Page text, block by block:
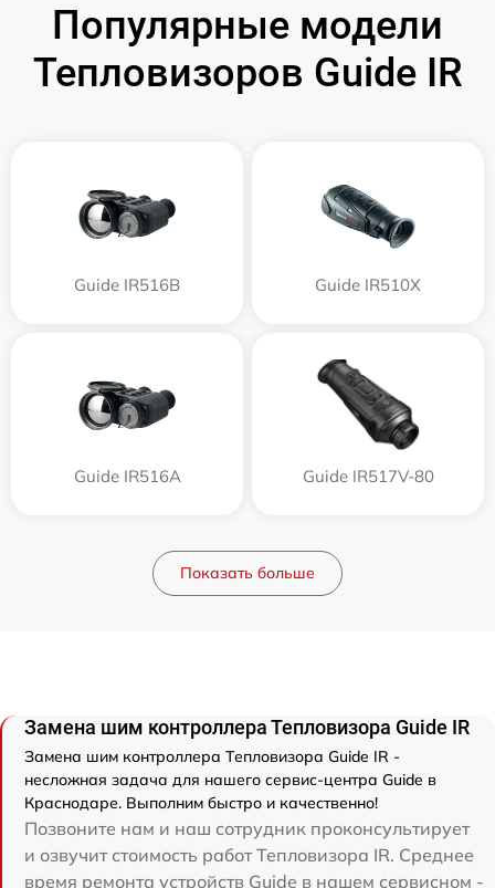
Популярные модели
Тепловизоров Guide IR
Guide IR516B Guide IR510X
Guide IR516A Guide IR517V-80
Показать больше
Замена шим контроллера Тепловизора Guide IR
Замена шим контроллера Тепловизора Guide IR -
несложная задача для нашего сервис-центра Guide в
Краснодаре. Выполним быстро и качественно!
Позвоните нам и наш сотрудник проконсультирует
и озвучит стоимость работ Тепловизора IR. Среднее
время ремонта устройств Guide в нашем сервисном -